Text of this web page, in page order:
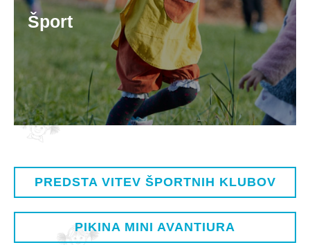
OBISK SKUPIN
ZA PIKE IN GUSARJE
INFORMACIJE
GALERIJA
PIKASTE NOVIČKE
Šport
PREDSTA VITEV ŠPORTNIH KLUBOV
PIKINA MINI AVANTIURA